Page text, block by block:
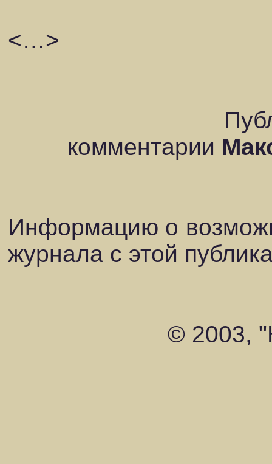
<…>
комментарии
Информацию о
журнала с этой
© 2003,